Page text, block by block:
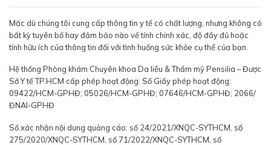
Mặc dù chúng tôi cung cấp thông tin y tế có chất lượng, nhưng không có
bất kỳ tuyên bố hay đảm bảo nào về tính chính xác, độ đầy đủ hoặc
tính hữu ích của thông tin đối với tình huống sức khỏe cụ thể của bạn.
Hệ thống Phòng khám Chuyên khoa Da liễu & Thẩm mỹ Pensilia – Được
Sở Y tế TP.HCM cấp phép hoạt động: Số Giấy phép hoạt động:
09422/HCM-GPHĐ; 05026/HCM-GPHĐ; 07646/HCM-GPHĐ; 2066/
ĐNAI-GPHĐ
Số xác nhận nội dung quảng cáo: số 24/2021/XNQC-SYTHCM, số
275/2020/XNQC-SYTHCM, số 71/2022/XNQC-SYTHCM, số